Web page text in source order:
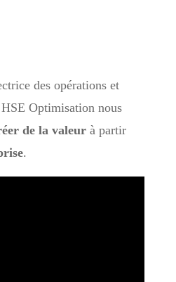
des opérations et
Optimisation nous
de la valeur à partir
.